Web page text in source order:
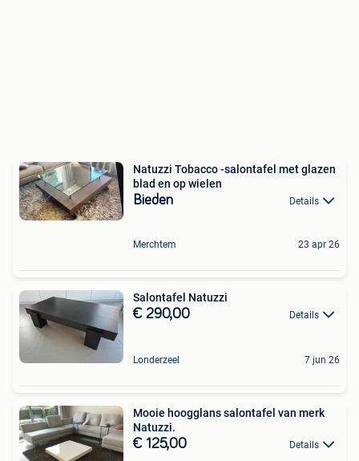
Natuzzi Tobacco -salontafel met glazen
blad en op wielen
Bieden Details
Merchtem 23 apr 26
Salontafel Natuzzi
€ 290,00 Details
Londerzeel 7 jun 26
Mooie hoogglans salontafel van merk
Natuzzi.
€ 125,00 Details